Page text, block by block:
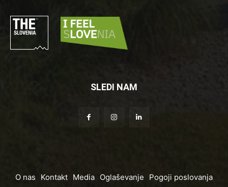
SLEDI NAM
O nas Kontakt Media Oglaševanje Pogoji poslovanja